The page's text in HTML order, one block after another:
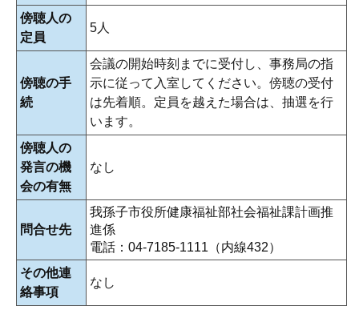
傍聴人の
定員
5人
傍聴の手
続
会議の開始時刻までに受付し、事務局の指
示に従って入室してください。傍聴の受付
は先着順。定員を越えた場合は、抽選を行
います。
傍聴人の
発言の機
会の有無
なし
問合せ先
我孫子市役所健康福祉部社会福祉課計画推
進係
電話：04-7185-1111（内線432）
その他連
絡事項
なし